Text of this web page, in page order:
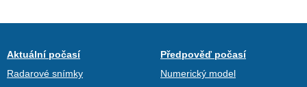
Aktuální počasí
Radarové snímky
Předpověď počasí
Numerický model